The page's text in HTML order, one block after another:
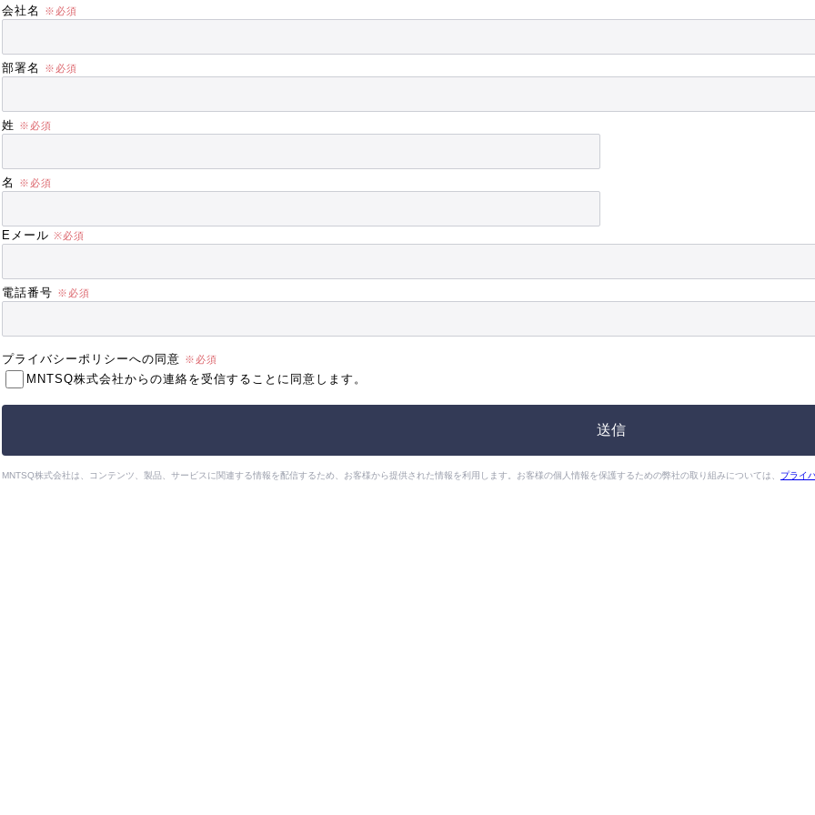
会社名
部署名
姓
名
Eメール
電話番号
プライバシーポリシーへの同意
MNTSQ株式会社からの連絡を受信することに同意します。
MNTSQ株式会社は、コンテンツ、製品、サービスに関連する情報を配信するため、お客様から提供された情報を利用します。お客様の個人情報を保護するための弊社の取り組みについては、 プライ